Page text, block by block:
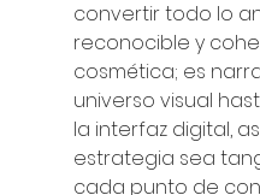
convertir todo lo
reconocible y
cosmética; es
universo visual
la interfaz digital,
estrategia sea
cada punto de